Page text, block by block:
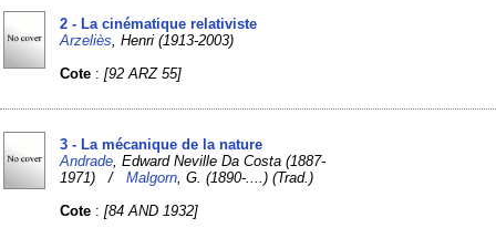
2 - La cinématique relativiste
Arzeliès , Henri (1913-2003)
Cote :[92 ARZ 55]
3 - La mécanique de la nature
Andrade , Edward Neville Da Costa (1887-
1971) /Malgorn , G. (1890-....) (Trad.)
Cote :[84 AND 1932]